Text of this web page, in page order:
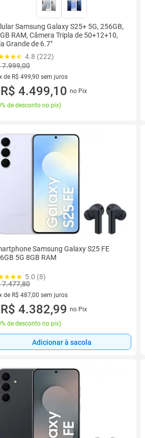
Samsung Galaxy S25+ 5G, 256GB,
RAM, Câmera Tripla de 50+12+10,
Grande de 6.7"
4.8 (222)
7.999,00
de R$ 499,90 sem juros
vez de R$ 499,90 sem juros
R$ 4.499,10 no Pix
de desconto no pix)
Samsung Galaxy S25 FE
5G 8GB RAM
5.0 (8)
7.477,80
de R$ 487,00 sem juros
vez de R$ 487,00 sem juros
R$ 4.382,99 no Pix
de desconto no pix)
Adicionar à sacola